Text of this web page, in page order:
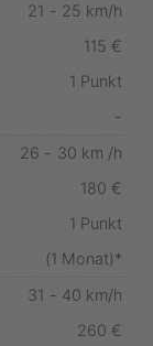
21 - 25 km/h
115 €
1 Punkt
-
26 - 30 km /h
180 €
1 Punkt
(1 Monat)*
31 - 40 km/h
260 €